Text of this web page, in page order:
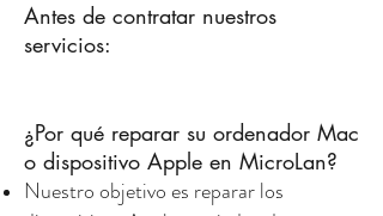
Antes de contratar nuestros
servicios:
¿Por qué reparar su ordenador Mac
o dispositivo Apple en MicroLan?
Nuestro objetivo es reparar los